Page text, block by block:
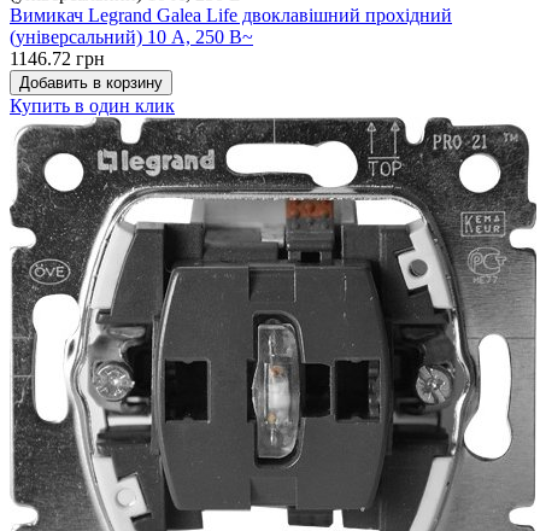
Вимикач Legrand Galea Life двоклавішний прохідний
(універсальний) 10 А, 250 В~
1146.72 грн
Добавить в корзину
Купить в один клик